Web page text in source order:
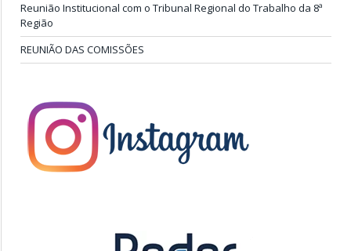
Reunião Institucional com o Tribunal Regional do Trabalho da 8ª
Região
REUNIÃO DAS COMISSÕES